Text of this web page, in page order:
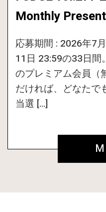
Monthly Present
応募期間 : 2026年7
11日 23:59の33日間
のプレミアム会員（
だければ、どなたで
当選 […]